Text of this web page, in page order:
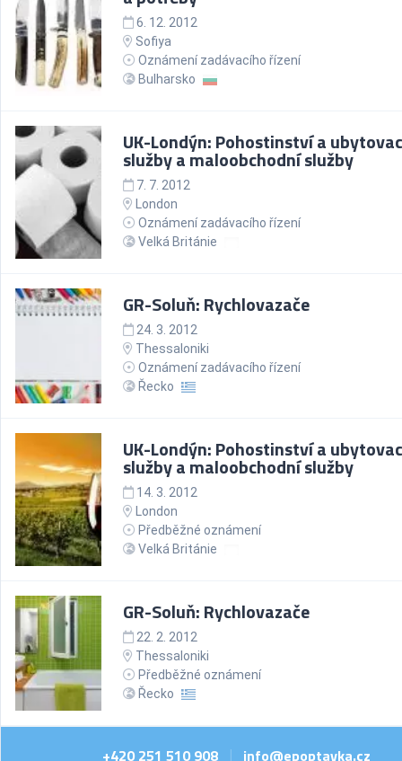
6. 12. 2012
Sofiya
Oznámení zadávacího řízení
Bulharsko
UK-Londýn: Pohostinství a
služby a maloobchodní služby
7. 7. 2012
London
Oznámení zadávacího řízení
Velká Británie
GR-Soluň: Rychlovazače
24. 3. 2012
Thessaloniki
Oznámení zadávacího řízení
Řecko
UK-Londýn: Pohostinství a
služby a maloobchodní služby
14. 3. 2012
London
Předběžné oznámení
Velká Británie
GR-Soluň: Rychlovazače
22. 2. 2012
Thessaloniki
Předběžné oznámení
Řecko
+420 251 510 908 | info@epoptavka.cz